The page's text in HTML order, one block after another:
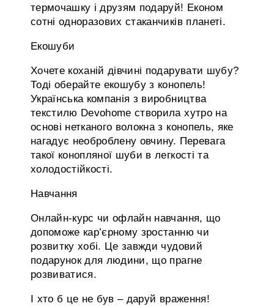
термочашку і друзям подаруй! Економ
сотні одноразових стаканчиків планеті.
Екошуби
Хочете коханій дівчині подарувати шубу?
Тоді оберайте екошубу з конопель!
Українська компанія з виробництва
текстилю Devohome створила хутро на
основі нетканого волокна з конопель, яке
нагадує необроблену овчину. Перевага
такої конопляної шуби в легкості та
холодостійкості.
Навчання
Онлайн-курс чи офлайн навчання, що
допоможе кар’єрному зростанню чи
розвитку хобі. Це завжди чудовий
подарунок для людини, що прагне
розвиватися.
І хто б це не був – даруй враження!